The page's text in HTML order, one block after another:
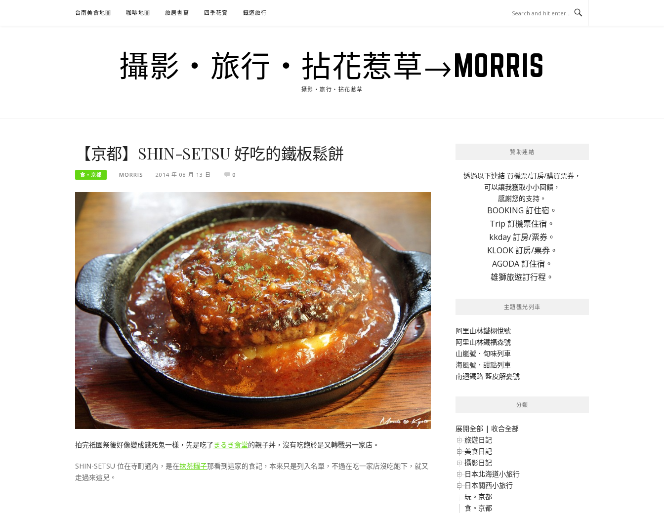
台南美食地圖 咖啡地圖 旅居書寫 四季花賞 鐵道旅行
攝影‧旅行‧拈花惹草→MORRIS
攝影‧旅行‧拈花惹草
【京都】SHIN-SETSU 好吃的鐵板鬆餅
食。京都 MORRIS 2014 年 08 月 13 日 0
拍完祇園祭後好像變成餓死鬼一樣，先是吃了まるき食堂的親子丼，沒有吃飽於是又轉戰另一家店。
SHIN-SETSU 位在寺町通內，是在抹茶糰子那看到這家的食記，本來只是列入名單，不過在吃一家店沒吃飽下，就又
走過來這兒。
贊助連結
透過以下連結 買機票/訂房/購買票券，
可以讓我獲取小小回饋，
感謝您的支持。
BOOKING 訂住宿。
Trip 訂機票住宿。
kkday 訂房/票券。
KLOOK 訂房/票券。
AGODA 訂住宿。
雄獅旅遊訂行程。
主題觀光列車
阿里山林鐵栩悅號
阿里山林鐵福森號
山嵐號．旬味列車
海風號．甜點列車
南迴鐵路 藍皮解憂號
分類
展開全部 | 收合全部
旅遊日記
美食日記
攝影日記
日本北海道小旅行
日本關西小旅行
玩。京都
食。京都